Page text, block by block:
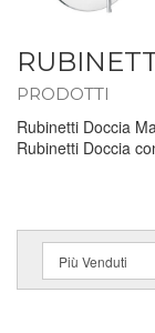
PRODOTTI
Rubinetti Doccia
Rubinetti Doccia